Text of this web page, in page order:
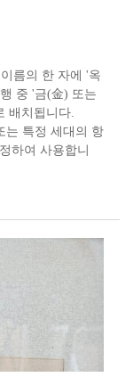
름의 한 자에 '옥
중 '금(金) 또는
배치됩니다.
는 특정 세대의 항
하여 사용합니